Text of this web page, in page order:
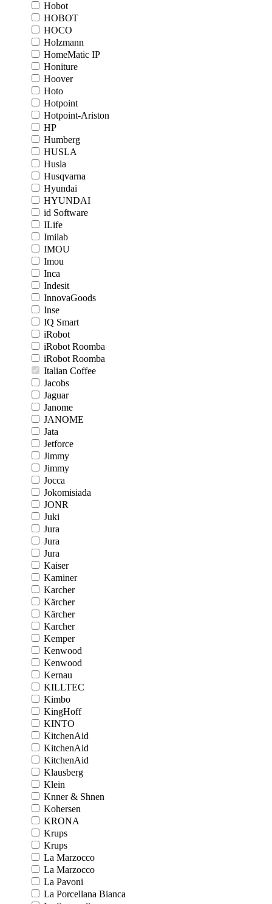
Hobot
HOBOT
HOCO
Holzmann
HomeMatic IP
Honiture
Hoover
Hoto
Hotpoint
Hotpoint-Ariston
HP
Humberg
HUSLA
Husla
Husqvarna
Hyundai
HYUNDAI
id Software
ILife
Imilab
IMOU
Imou
Inca
Indesit
InnovaGoods
Inse
IQ Smart
iRobot
iRobot Roomba
iRobot Roomba
Italian Coffee
Jacobs
Jaguar
Janome
JANOME
Jata
Jetforce
Jimmy
Jimmy
Jocca
Jokomisiada
JONR
Juki
Jura
Jura
Jura
Kaiser
Kaminer
Karcher
Kärcher
Kärcher
Karcher
Kemper
Kenwood
Kenwood
Kernau
KILLTEC
Kimbo
KingHoff
KINTO
KitchenAid
KitchenAid
KitchenAid
Klausberg
Klein
Knner & Shnen
Kohersen
KRONA
Krups
Krups
La Marzocco
La Marzocco
La Pavoni
La Porcellana Bianca